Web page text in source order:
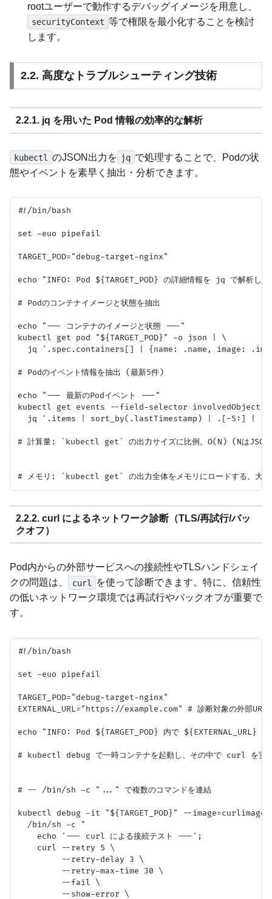
rootユーザーで動作するデバッグイメージを用意し、
securityContext 等で権限を最小化することを検討
します。
2.2. 高度なトラブルシューティング技術
2.2.1. jq を用いた Pod 情報の効率的な解析
kubectl のJSON出力を jq で処理することで、Podの状
態やイベントを素早く抽出・分析できます。
#!/bin/bash
set -euo pipefail
TARGET_POD="debug-target-nginx"
echo "INFO: Pod ${TARGET_POD} の詳細情報を jq で解析しま
# Podのコンテナイメージと状態を抽出
echo "--- コンテナのイメージと状態 ---"
kubectl get pod "${TARGET_POD}" -o json | \
jq '.spec.containers[] | {name: .name, image:
# Podのイベント情報を抽出 (最新5件)
echo "--- 最新のPodイベント ---"
kubectl get events --field-selector
jq '.items | sort_by(.lastTimestamp) | .[-5:] |
# 計算量: `kubectl get` の出力サイズに比例。O(N) (NはJSON
2.2.2. curl によるネットワーク診断（TLS/再試行/バッ
クオフ）
Pod内からの外部サービスへの接続性やTLSハンドシェイ
クの問題は、
curl
を使って診断できます。特に、信頼性
の低いネットワーク環境では再試行やバックオフが重要で
す。
#!/bin/bash
set -euo pipefail
TARGET_POD="debug-target-nginx"
EXTERNAL_URL="https://example.com" # 診断対象の外部URL
echo "INFO: Pod ${TARGET_POD} 内で ${EXTERNAL_URL}
# kubectl debug で一時コンテナを起動し、その中で curl を実
# -- /bin/sh -c "..." で複数のコマンドを連結
kubectl debug -it "${TARGET_POD}" --
  /bin/sh -c "
    echo '--- curl による接続テスト ---';
    curl --retry 5 \
         --retry-delay 3 \
         --retry-max-time 30 \
         --fail \
         --show-error \